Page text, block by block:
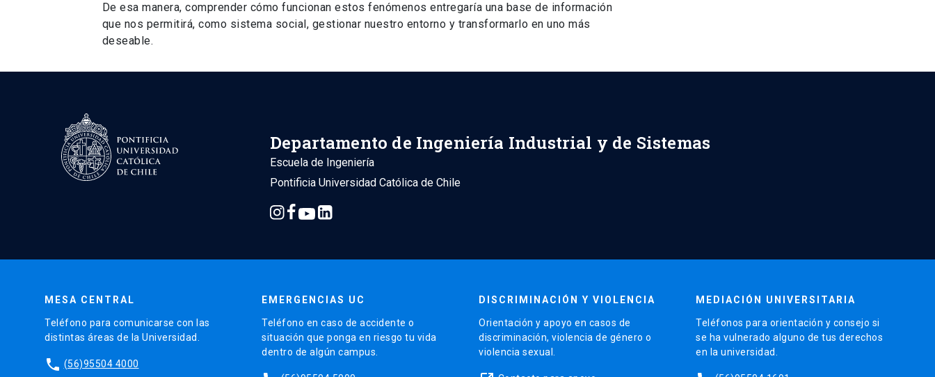
De esa manera, comprender cómo funcionan estos fenómenos entregaría una base de información
que nos permitirá, como sistema social, gestionar nuestro entorno y transformarlo en uno más
deseable.
Departamento de Ingeniería Industrial y de Sistemas
Escuela de Ingeniería
Pontificia Universidad Católica de Chile
MESA CENTRAL
Teléfono para comunicarse con las
distintas áreas de la Universidad.
phone (56)95504 4000
EMERGENCIAS UC
Teléfono en caso de accidente o
situación que ponga en riesgo tu vida
dentro de algún campus.
DISCRIMINACIÓN Y VIOLENCIA
Orientación y apoyo en casos de
discriminación, violencia de género o
violencia sexual.
MEDIACIÓN UNIVERSITARIA
Teléfonos para orientación y consejo si
se ha vulnerado alguno de tus derechos
en la universidad.